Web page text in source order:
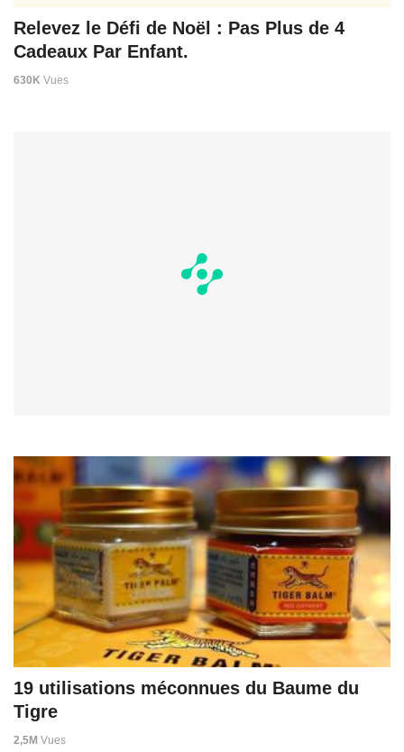
Relevez le Défi de Noël : Pas Plus de 4
Cadeaux Par Enfant.
630K Vues
19 utilisations méconnues du Baume du
Tigre
2,5M Vues